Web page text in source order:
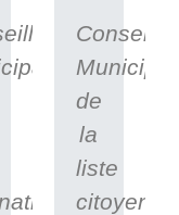
Conseiller
Municipal
de
la
liste
citoyenne